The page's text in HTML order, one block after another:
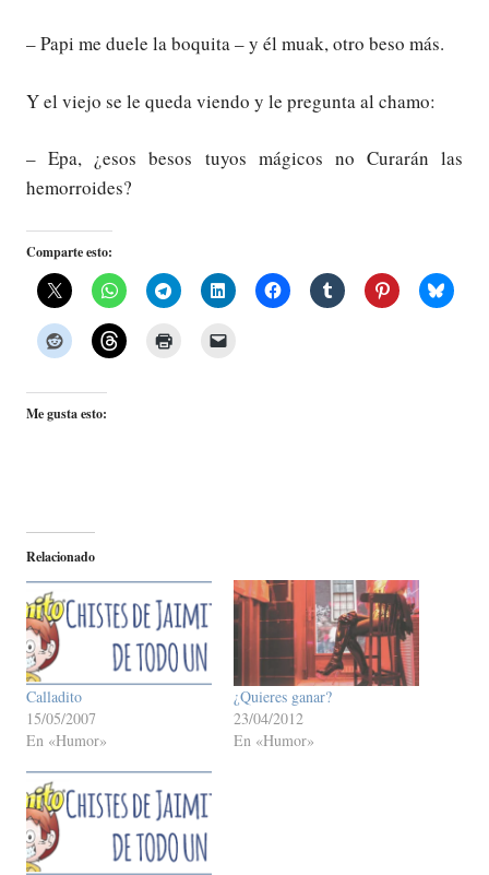
– Papi me duele la boquita – y él muak, otro beso más.
Y el viejo se le queda viendo y le pregunta al chamo:
– Epa, ¿esos besos tuyos mágicos no Curarán las
hemorroides?
Comparte esto:
Me gusta esto:
Relacionado
Calladito
15/05/2007
En «Humor»
¿Quieres ganar?
23/04/2012
En «Humor»